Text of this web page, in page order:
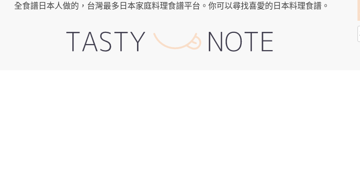
全食譜日本人做的，台灣最多日本家庭料理食譜平台。你可以尋找喜愛的日本料理食譜。